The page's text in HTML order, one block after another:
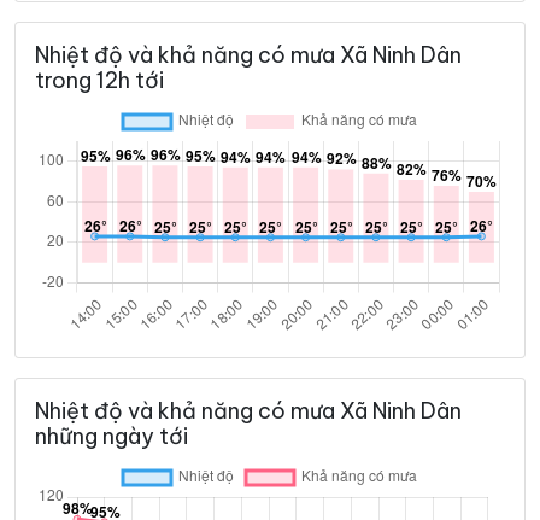
Nhiệt độ và khả năng có mưa Xã Ninh Dân
trong 12h tới
Nhiệt độ và khả năng có mưa Xã Ninh Dân
những ngày tới